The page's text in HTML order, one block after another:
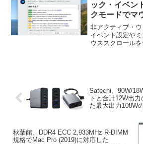
ック・イベン
クモードでマ
ポートしたオ
プレイヤー「
v1.0.7」がリ
非アクティブ・
イベント設定や
ウススクロールを
Satechi、90W/
トと合計12W出
た最大出力108W
Charger」を発売。
秋葉館、DDR4 ECC 2,933MHz R-DIMM
規格でMac Pro (2019)に対応した